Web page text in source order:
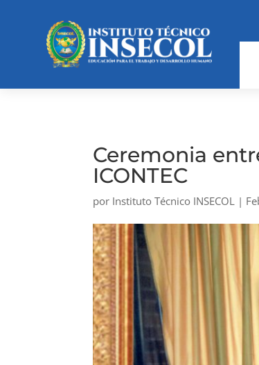
Ceremonia
ICONTEC
por Instituto Técnico INSECOL |